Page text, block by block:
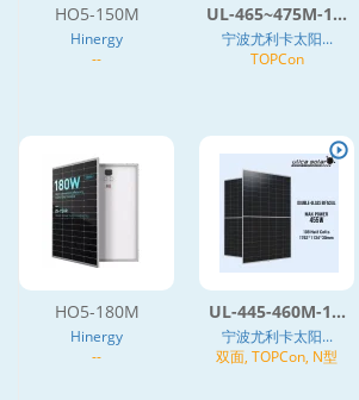
HO5-150M
Hinergy
--
UL-465~475M-1...
宁波尤利卡太阳...
TOPCon
HO5-180M
Hinergy
--
UL-445-460M-1...
宁波尤利卡太阳...
双面, TOPCon, N型